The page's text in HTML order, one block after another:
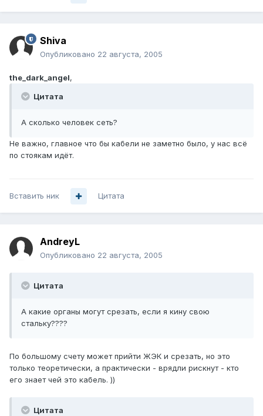
Shiva
Опубликовано 22 августа, 2005
the_dark_angel,
Цитата
А сколько человек сеть?
Не важно, главное что бы кабели не заметно было, у нас всё
по стоякам идёт.
Вставить ник Цитата
AndreyL
Опубликовано 22 августа, 2005
Цитата
А какие органы могут срезать, если я кину свою
стальку????
По большому счету может прийти ЖЭК и срезать, но это
только теоретически, а практически - врядли рискнут - кто
его знает чей это кабель. ))
Цитата